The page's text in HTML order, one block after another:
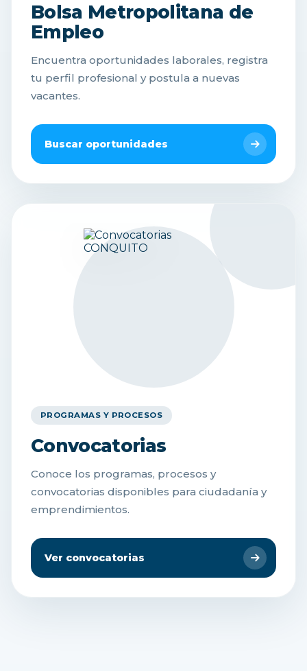
Bolsa Metropolitana de
Empleo
Encuentra oportunidades laborales, registra
tu perfil profesional y postula a nuevas
vacantes.
Buscar oportunidades
PROGRAMAS Y PROCESOS
Convocatorias
Conoce los programas, procesos y
convocatorias disponibles para ciudadanía y
emprendimientos.
Ver convocatorias